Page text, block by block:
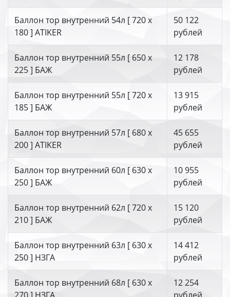
Баллон тор внутренний 54л [ 720 х
180 ] ATIKER
50 122
рублей
Баллон тор внутренний 55л [ 650 х
225 ] БАЖ
12 178
рублей
Баллон тор внутренний 55л [ 720 х
185 ] БАЖ
13 915
рублей
Баллон тор внутренний 57л [ 680 х
200 ] ATIKER
45 655
рублей
Баллон тор внутренний 60л [ 630 х
250 ] БАЖ
10 955
рублей
Баллон тор внутренний 62л [ 720 х
210 ] БАЖ
15 120
рублей
Баллон тор внутренний 63л [ 630 х
250 ] НЗГА
14 412
рублей
Баллон тор внутренний 68л [ 630 х
12 254